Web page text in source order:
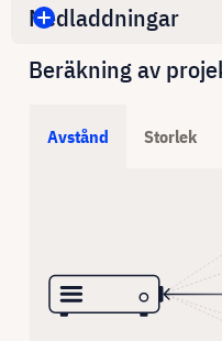
Nedladdningar
Beräkning av
Avstånd Storlek